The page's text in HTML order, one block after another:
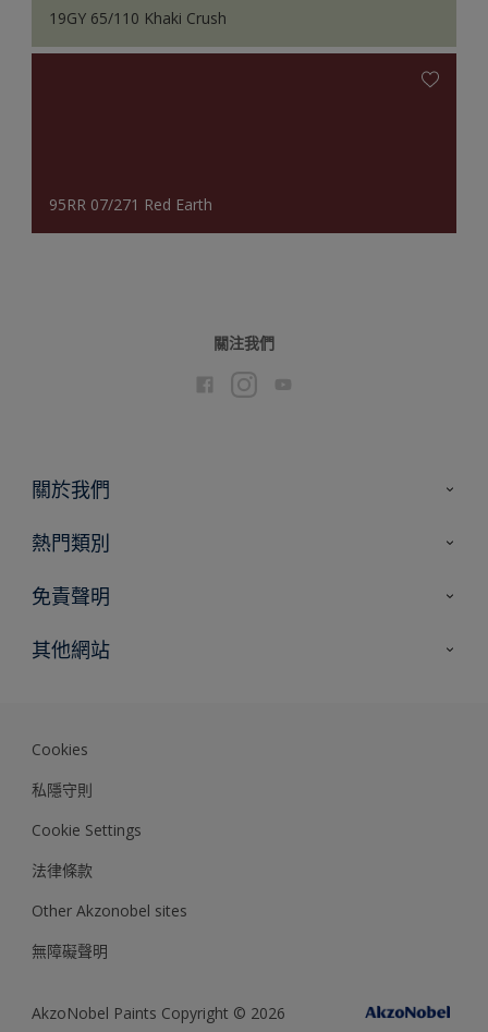
19GY 65/110 Khaki Crush
95RR 07/271 Red Earth
關注我們
關於我們
聯絡我們
熱門類別
尋找顏色
專家見解
免責聲明
色彩準確度
其他網站
Cookies
私隱守則
Cookie Settings
法律條款
Other Akzonobel sites
無障礙聲明
AkzoNobel Paints Copyright © 2026